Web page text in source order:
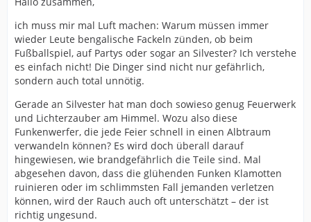
ich muss mir mal Luft machen: Warum müssen immer
wieder Leute bengalische Fackeln zünden, ob beim
Fußballspiel, auf Partys oder sogar an Silvester? Ich verstehe
es einfach nicht! Die Dinger sind nicht nur gefährlich,
sondern auch total unnötig.
Gerade an Silvester hat man doch sowieso genug Feuerwerk
und Lichterzauber am Himmel. Wozu also diese
Funkenwerfer, die jede Feier schnell in einen Albtraum
verwandeln können? Es wird doch überall darauf
hingewiesen, wie brandgefährlich die Teile sind. Mal
abgesehen davon, dass die glühenden Funken Klamotten
ruinieren oder im schlimmsten Fall jemanden verletzen
können, wird der Rauch auch oft unterschätzt – der ist
richtig ungesund.